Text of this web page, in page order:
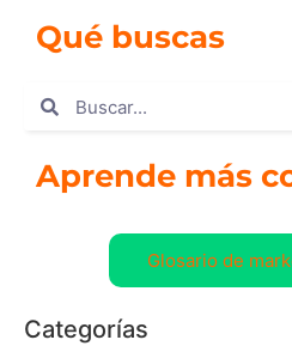
Qué buscas
Aprende más
Glosario de
Categorías